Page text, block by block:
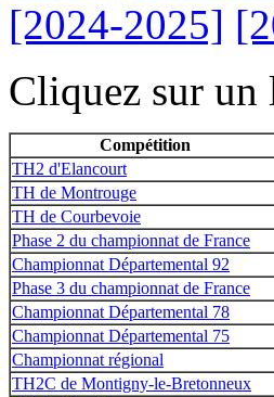
[2024-2025]
Cliquez sur un
Compétition
TH2 d'Elancourt
TH de Montrouge
TH de Courbevoie
Phase 2 du championnat de France
Championnat Départemental 92
Phase 3 du championnat de France
Championnat Départemental 78
Championnat Départemental 75
Championnat régional
TH2C de Montigny-le-Bretonneux